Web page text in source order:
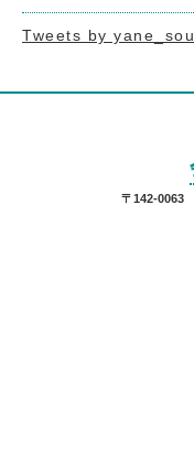
Tweets by
〒142-0063